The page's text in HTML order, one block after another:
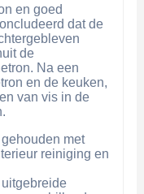
en goed
dat de
de
Na een
en de keuken,
van vis in de
met
reiniging en